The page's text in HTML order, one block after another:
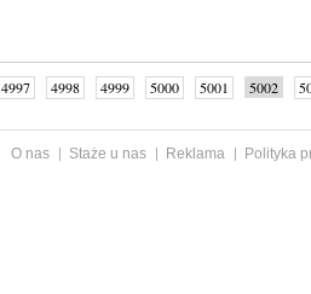
4997 4998 4999 5000 5001 5002
O nas Staże u nas Reklama
Polityka